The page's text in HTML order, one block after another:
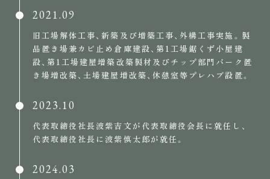
2021.09
旧工場解体工事、新築及び増築工事、外構工事実施。製
品置き場兼カビ止め倉庫建設、第1工場鋸くず小屋建
設、第1工場建屋増築改築製材及びチップ部門バーク置
き場増改築、土場建屋増改築、休憩室等プレハブ設置。
2023.10
代表取締役社長波紫吉文が代表取締役会長に就任し、
代表取締役社長に波紫慎太郎が就任。
2024.03